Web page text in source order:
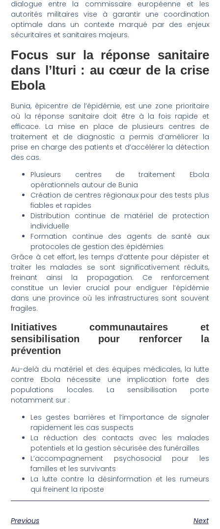
dialogue entre la commissaire européenne et les
autorités militaires vise à garantir une coordination
optimale dans un contexte marqué par des enjeux
sécuritaires et sanitaires majeurs.
Focus sur la réponse sanitaire
dans l’Ituri : au cœur de la crise
Ebola
Bunia, épicentre de l’épidémie, est une zone prioritaire
où la réponse sanitaire doit être à la fois rapide et
efficace. La mise en place de plusieurs centres de
traitement et de diagnostic a permis d’améliorer la
prise en charge des patients et d’accélérer la détection
des cas.
Plusieurs centres de traitement Ebola
opérationnels autour de Bunia
Création de centres régionaux pour des tests plus
fiables et rapides
Distribution continue de matériel de protection
individuelle
Formation continue des agents de santé aux
protocoles de gestion des épidémies
Grâce à cet effort, les temps d’attente pour dépister et
traiter les malades se sont significativement réduits,
freinant ainsi la propagation. Ce renforcement
constitue un levier crucial pour endiguer l’épidémie
dans une province où les infrastructures sont souvent
fragiles.
Initiatives communautaires et
sensibilisation pour renforcer la
prévention
Au-delà du matériel et des équipes médicales, la lutte
contre Ebola nécessite une implication forte des
populations locales. La sensibilisation porte
notamment sur :
Les gestes barrières et l’importance de signaler
rapidement les cas suspects
La réduction des contacts avec les malades
potentiels et la gestion sécurisée des funérailles
L’accompagnement psychosocial pour les
familles et les survivants
La lutte contre la désinformation et les rumeurs
qui freinent la riposte
Previous
Next